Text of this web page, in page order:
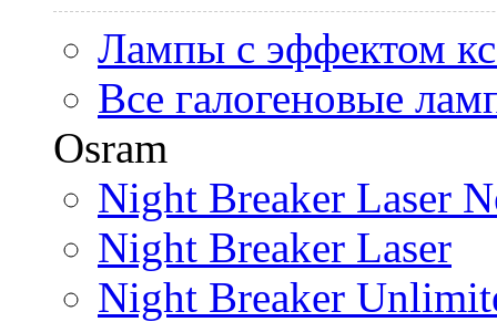
Лампы с эффектом
Все галогеновые
Osram
Night Breaker Laser
Night Breaker Laser
Night Breaker